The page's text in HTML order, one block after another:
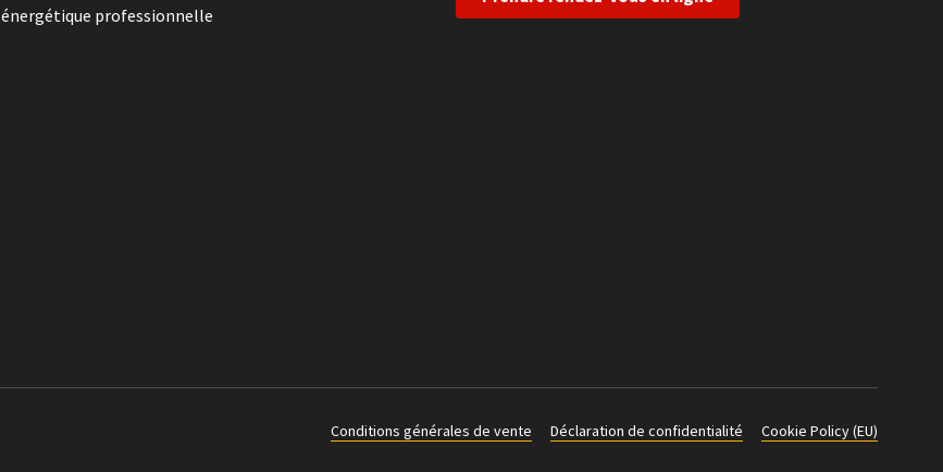
énergétique professionnelle
Conditions générales de vente Déclaration de confidentialité Cookie Policy (EU)